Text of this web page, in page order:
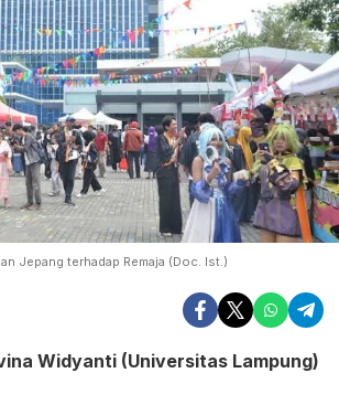
Jepang terhadap Remaja (Doc. Ist.)
Widyanti (Universitas Lampung)